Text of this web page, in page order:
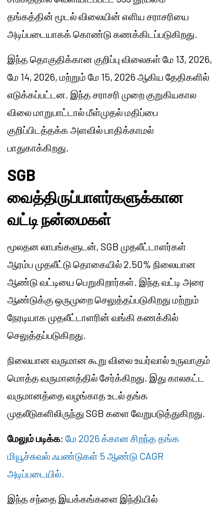
தங்கத்தின் மூடல் விலையின் எளிய சராசரியை
அடிப்படையாகக் கொண்டு கணக்கிடப்படுகிறது.
இந்த தொகுதிக்கான குறிப்பு விலைகள் மே 13, 2026,
மே 14, 2026, மற்றும் மே 15, 2026 ஆகிய தேதிகளில்
எடுக்கப்பட்டன. இந்த சராசரி முறை குறுகியகால
விலை மாறுபாட்டால் மீள்முதல் மதிப்பை
குறிப்பிடத்தக்க அளவில் பாதிக்காமல்
பாதுகாக்கிறது.
SGB
வைத்திருப்பாளர்களுக்கான
வட்டி நன்மைகள்
மூலதன லாபங்களுடன், SGB முதலீட்டாளர்கள்
ஆரம்ப முதலீட்டு தொகையில் 2.50% நிலையான
ஆண்டு வட்டியை பெறுகிறார்கள். இந்த வட்டி அரை
ஆண்டுக்கு ஒருமுறை செலுத்தப்படுகிறது மற்றும்
நேரடியாக முதலீட்டாளரின் வங்கி கணக்கில்
செலுத்தப்படுகிறது.
நிலையான வருமான கூறு விலை உயர்வால் உருவாகும்
மொத்த வருமானத்தில் சேர்க்கிறது. இது காலகட்ட
வருமானத்தை வழங்காத உடல் தங்க
முதலீடுகளிலிருந்து SGB களை வேறுபடுத்துகிறது.
மேலும் படிக்க: மே 2026 க்கான சிறந்த தங்க
மியூச்சுவல் ஃபண்டுகள் 5 ஆண்டு CAGR
அடிப்படையில்.
இந்த சந்தை இயக்கங்களை இந்தியில்